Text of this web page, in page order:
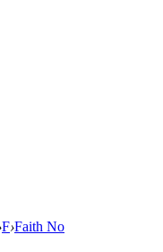
F›Faith No